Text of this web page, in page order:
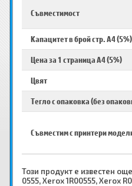
Съвместимост
Капацитет в брой стр. A4 (5%)
Цена за 1 страница A4 (5%)
Цвят
Тегло с опаковка (без
Съвместим с принтери
Този продукт е известен още
0555, Xerox 1R00555, Xerox